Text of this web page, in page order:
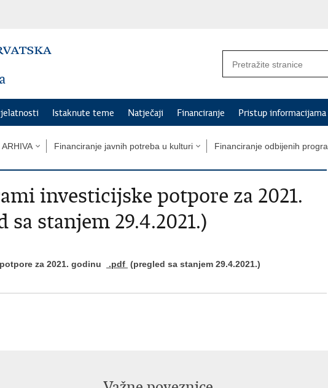
Istaknute teme Natječaji Financiranje Pristup informacijama
ARHIVA Financiranje javnih potreba u kulturi Financiranje odbijenih
investicijske potpore za 2021.
stanjem 29.4.2021.)
za 2021. godinu .pdf (pregled sa stanjem 29.4.2021.)